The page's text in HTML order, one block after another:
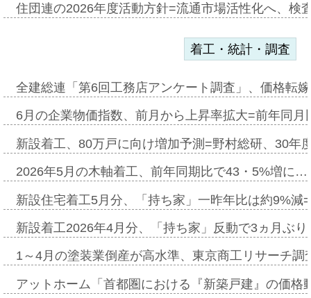
住団連の2026年度活動方針=流通市場活性化へ、検
着工・統計・調査
全建総連「第6回工務店アンケート調査」、価格転
6月の企業物価指数、前月から上昇率拡大=前年同
新設着工、80万戸に向け増加予測=野村総研、30年
2026年5月の木軸着工、前年同期比で43・5%増に…
新設住宅着工5月分、「持ち家」一昨年比は約9%
新設着工2026年4月分、「持ち家」反動で3ヵ月ぶ
1～4月の塗装業倒産が高水準、東京商工リサーチ
アットホーム「首都圏における『新築戸建』の価